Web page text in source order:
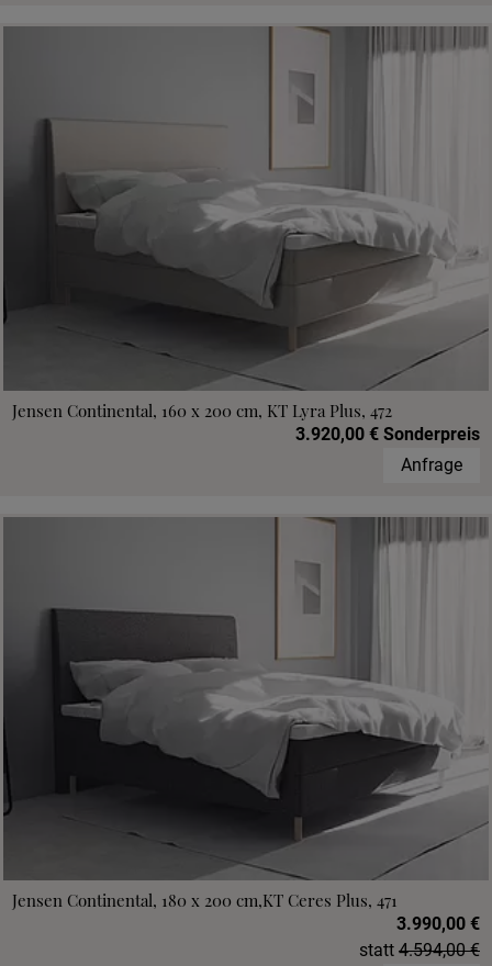
Jensen Continental, 160 x 200 cm, KT Lyra Plus, 472
3.920,00 € Sonderpreis
Anfrage
Jensen Continental, 180 x 200 cm,KT Ceres Plus, 471
3.990,00 €
statt 4.594,00 €